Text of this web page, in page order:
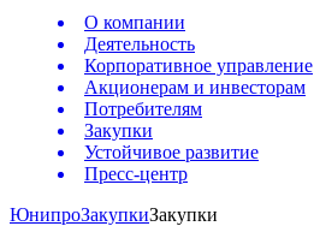
О компании
Деятельность
Корпоративное управление
Акционерам и инвесторам
Потребителям
Закупки
Устойчивое развитие
Пресс-центр
ЮнипроЗакупкиЗакупки